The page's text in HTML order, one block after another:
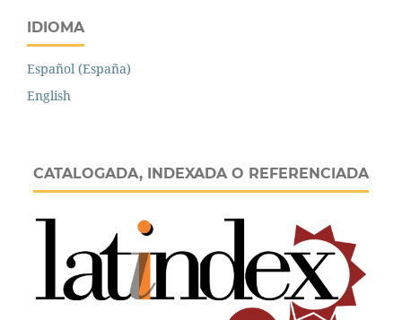
IDIOMA
Español (España)
English
CATALOGADA, INDEXADA O REFERENCIADA